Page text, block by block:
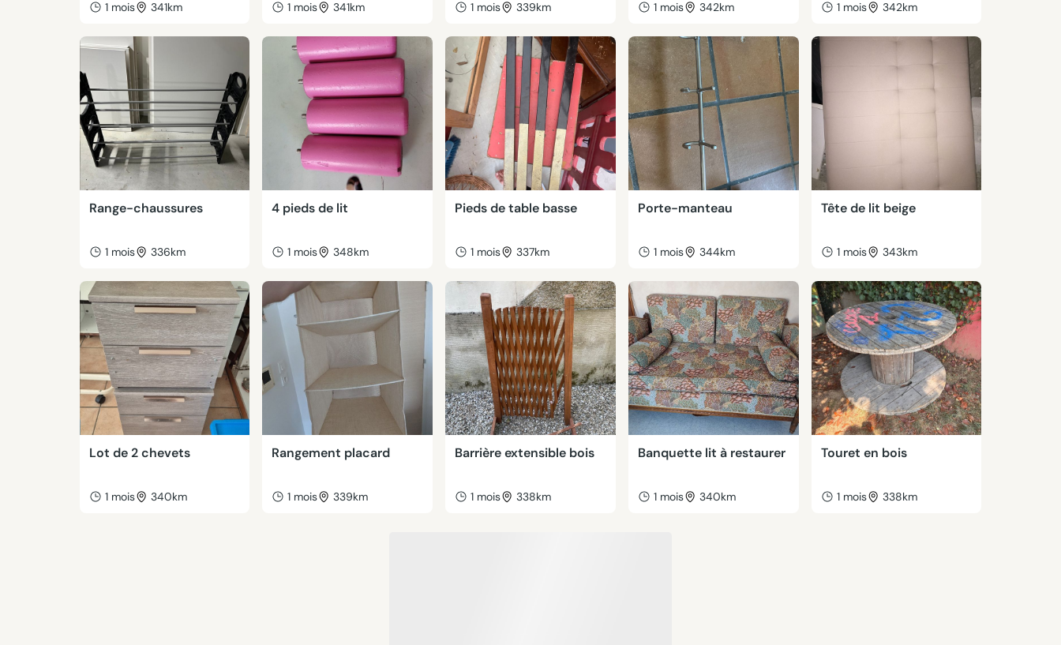
1 mois 341km 1 mois 341km 1 mois 339km 1 mois 342km 1 mois 342km
Range-chaussures
1 mois 336km
4 pieds de lit
1 mois 348km
Pieds de table basse
1 mois 337km
Porte-manteau
1 mois 344km
Tête de lit beige
1 mois 343km
Lot de 2 chevets
1 mois 340km
Rangement placard
1 mois 339km
Barrière extensible bois
1 mois 338km
Banquette lit à restaurer
1 mois 340km
Touret en bois
1 mois 338km